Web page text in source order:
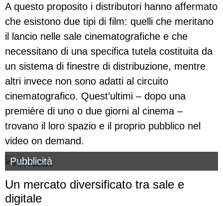
A questo proposito i distributori hanno affermato
che esistono due tipi di film: quelli che meritano
il lancio nelle sale cinematografiche e che
necessitano di una specifica tutela costituita da
un sistema di finestre di distribuzione, mentre
altri invece non sono adatti al circuito
cinematografico. Quest’ultimi – dopo una
première di uno o due giorni al cinema –
trovano il loro spazio e il proprio pubblico nel
video on demand.
Pubblicità
Un mercato diversificato tra sale e
digitale